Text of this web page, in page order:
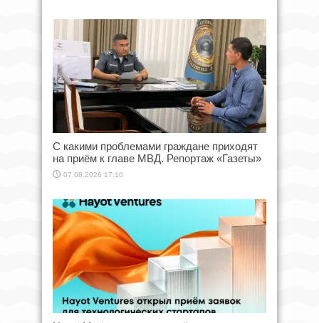
С какими проблемами граждане приходят
на приём к главе МВД. Репортаж «Газеты»
07.08.2026 17:10